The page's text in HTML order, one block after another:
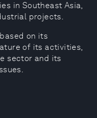
in Southeast Asia,
projects.
on its
of its activities,
sector and its